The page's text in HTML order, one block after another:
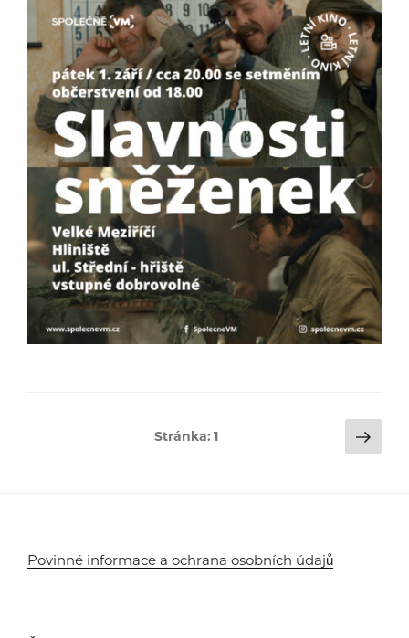
Stránka:1
Povinné informace a ochrana osobních údajů